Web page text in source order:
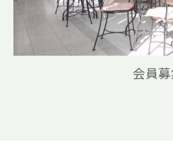
会員